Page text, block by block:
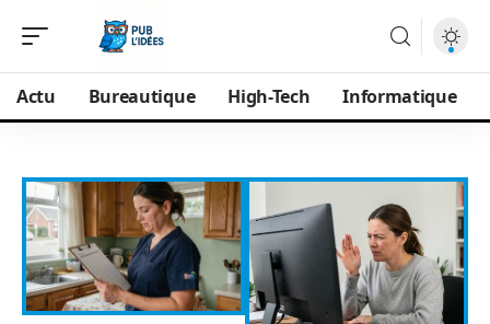
Actu Bureautique High-Tech Informatique